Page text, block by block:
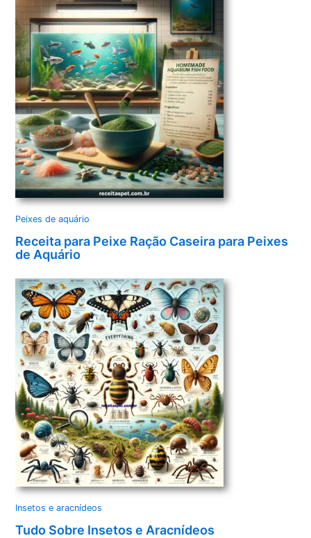
Peixes de aquário
Receita para Peixe Ração Caseira para Peixes
de Aquário
Insetos e aracnídeos
Tudo Sobre Insetos e Aracnídeos